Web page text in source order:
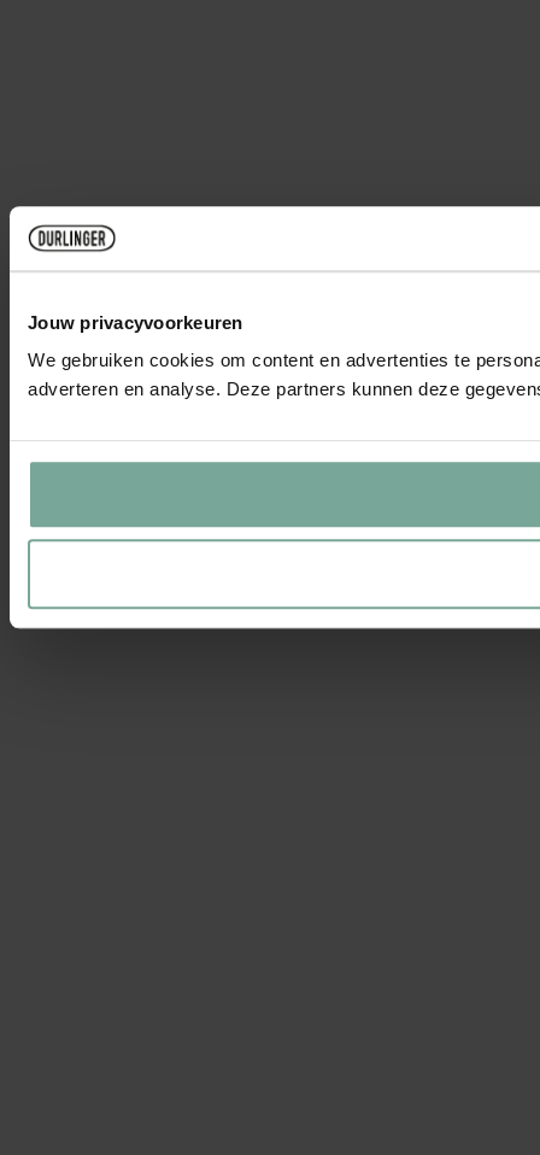
Jouw privacyvoorkeuren
We gebruiken cookies om content en advertenties te
adverteren en analyse. Deze partners kunnen deze